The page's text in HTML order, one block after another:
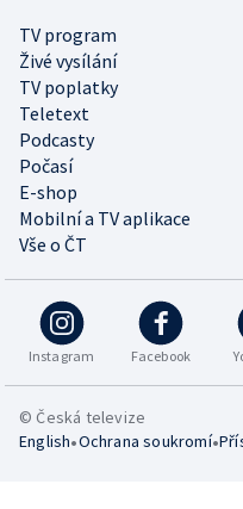
TV program
Živé vysílání
TV poplatky
Teletext
Podcasty
Počasí
E-shop
Mobilní a TV aplikace
Vše o ČT
Instagram Facebook
© Česká televize
English•Ochrana soukromí•